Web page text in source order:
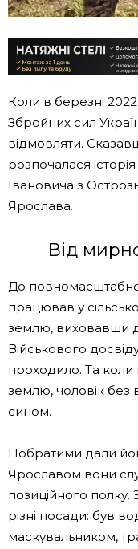
Коли в березні
Збройних сил
відмовляти.
розпочалася
Івановича з
Ярослава.
Від
До
працював у
землю, виховавши
Військового
проходило. Та коли
землю, чоловік без
сином.
Побратими дали
Ярославом вони
позиційного
різні посади: був
маскувальником,